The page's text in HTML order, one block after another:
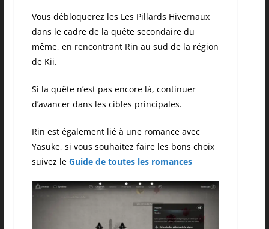
Vous débloquerez les Les Pillards Hivernaux
dans le cadre de la quête secondaire du
même, en rencontrant Rin au sud de la région
de Kii.
Si la quête n’est pas encore là, continuer
d’avancer dans les cibles principales.
Rin est également lié à une romance avec
Yasuke, si vous souhaitez faire les bons choix
suivez le Guide de toutes les romances